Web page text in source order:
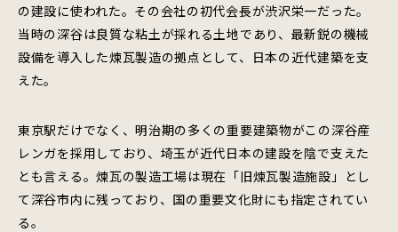
の建設に使われた。その会社の初代会長が渋沢栄一だった。
当時の深谷は良質な粘土が採れる土地であり、最新鋭の機械
設備を導入した煉瓦製造の拠点として、日本の近代建築を支
えた。
東京駅だけでなく、明治期の多くの重要建築物がこの深谷産
レンガを採用しており、埼玉が近代日本の建設を陰で支えた
とも言える。煉瓦の製造工場は現在「旧煉瓦製造施設」とし
て深谷市内に残っており、国の重要文化財にも指定されてい
る。